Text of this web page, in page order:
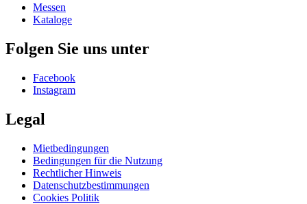
Messen
Kataloge
Folgen Sie uns unter
Facebook
Instagram
Legal
Mietbedingungen
Bedingungen für die Nutzung
Rechtlicher Hinweis
Datenschutzbestimmungen
Cookies Politik